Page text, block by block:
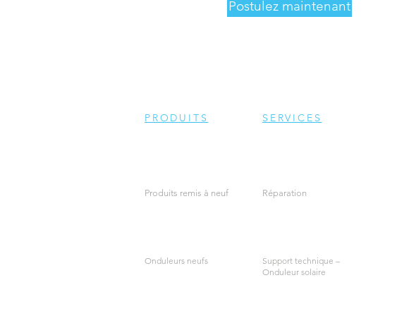
Postulez maintenant
PRODUITS SERVICES
Produits remis à neuf Réparation
Onduleurs neufs
Support technique –
Onduleur solaire